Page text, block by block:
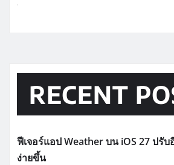
RECENT
ฟีเจอร์แอป Weather บน iOS 27 ปรับ
ง่ายขึ้น